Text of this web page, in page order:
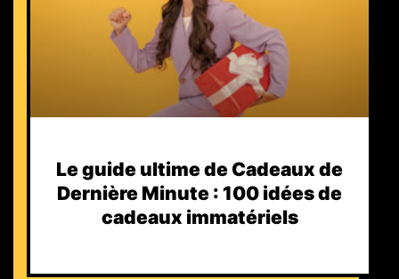
Le guide ultime de Cadeaux de
Dernière Minute : 100 idées de
cadeaux immatériels